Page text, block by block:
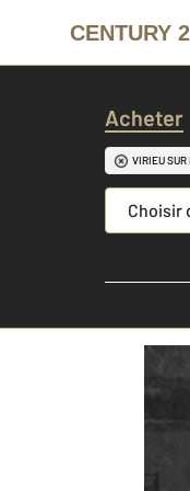
CENTURY
Acheter
VIRIEU SUR
Choisir